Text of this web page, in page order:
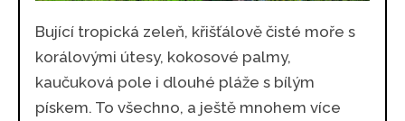
Bující tropická zeleň, křišťálově čisté moře s
korálovými útesy, kokosové palmy,
kaučuková pole i dlouhé pláže s bílým
pískem. To všechno, a ještě mnohem více